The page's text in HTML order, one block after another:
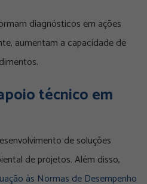
diagnósticos em ações
aumentam a capacidade de
técnico em
de soluções
de projetos. Além disso,
às Normas de Desempenho